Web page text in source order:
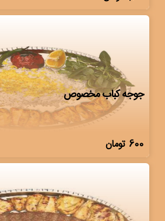
جوجه کباب مخصوص
600 تومان